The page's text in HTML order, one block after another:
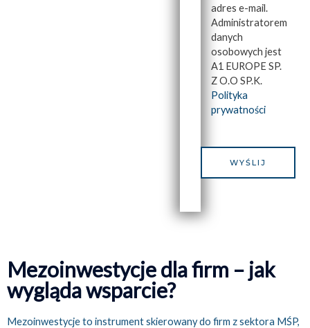
adres e-mail.
Administratorem
danych
osobowych jest
A1 EUROPE SP.
Z O.O SP.K.
Polityka
prywatności
Mezoinwestycje dla firm – jak
wygląda wsparcie?
Mezoinwestycje to instrument skierowany do firm z sektora MŚP,